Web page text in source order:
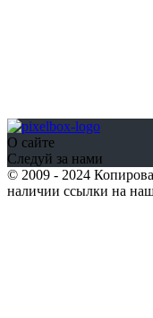
О сайте
Следуй за нами
© 2009 - 2024
наличии ссылки на